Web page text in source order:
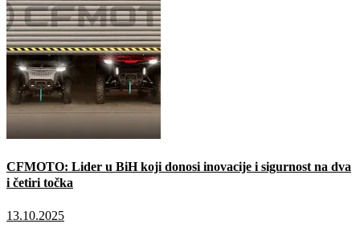
CFMOTO: Lider u BiH koji donosi inovacije i sigurnost na dva
i četiri točka
13.10.2025